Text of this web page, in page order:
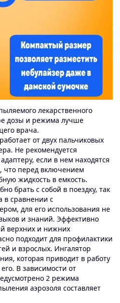
лекарственного
дозы и режима лучше
врача.
от двух пальчиковых
Не рекомендуется
если в нем находятся
что перед включением
жидкость в емкость.
брать с собой в поездку, так
в сравнении с
для его использования не
и знаний. Эффективно
верхних и нижних
подходит для профилактики
и взрослых. Ингалятор
которая приводит в работу
В зависимости от
2 режима
аэрозоля составляет